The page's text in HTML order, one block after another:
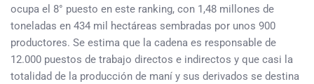
ocupa el 8° puesto en este ranking, con 1,48 millones de
toneladas en 434 mil hectáreas sembradas por unos 900
productores. Se estima que la cadena es responsable de
12.000 puestos de trabajo directos e indirectos y que casi la
totalidad de la producción de maní y sus derivados se destina